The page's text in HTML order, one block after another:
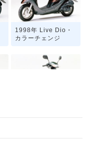
1998年 Live Dio・
カラーチェンジ